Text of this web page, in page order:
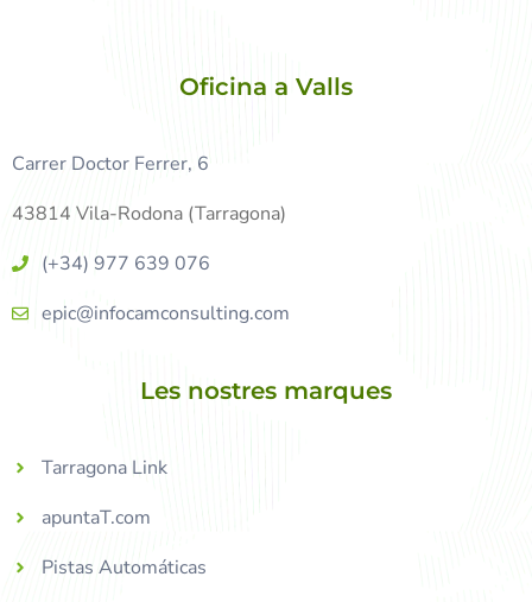
Oficina a Valls
Carrer Doctor Ferrer, 6
43814 Vila-Rodona (Tarragona)
(+34) 977 639 076
epic@infocamconsulting.com
Les nostres marques
Tarragona Link
apuntaT.com
Pistas Automáticas